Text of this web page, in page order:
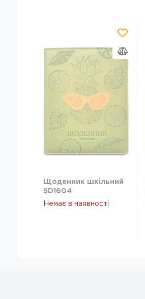
Щоденник шкільний
SD1604
Немає в наявності